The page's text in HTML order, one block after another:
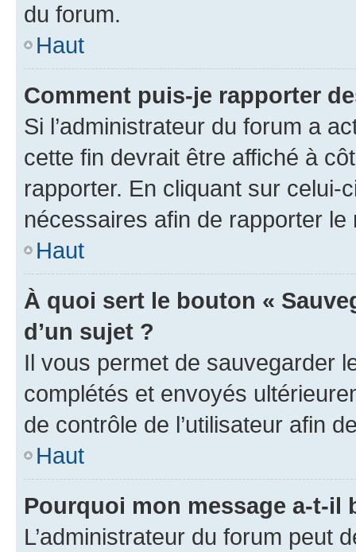
du forum.
Haut
Comment puis-je rapporter
Si l’administrateur du forum a
cette fin devrait être affiché à
rapporter. En cliquant sur
nécessaires afin de rapporter le
Haut
À quoi sert le bouton «
d’un sujet ?
Il vous permet de sauvegarder
complétés et envoyés
de contrôle de l’utilisateur afin
Haut
Pourquoi mon message a-t-il
L’administrateur du forum peut